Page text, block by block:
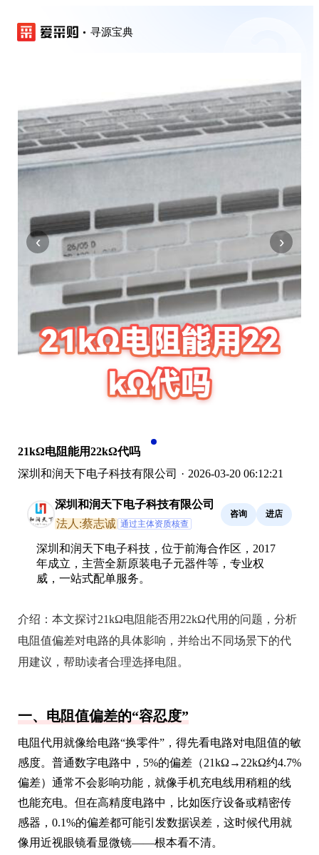
寻源宝典
‹ ›
21kΩ电阻能用22kΩ代吗
深圳和润天下电子科技有限公司 · 2026-03-20 06:12:21
深圳和润天下电子科技有限公司
法人:蔡志诚 通过主体资质核查
咨询 进店
深圳和润天下电子科技，位于前海合作区，2017
年成立，主营全新原装电子元器件等，专业权
威，一站式配单服务。
介绍： 本文探讨21kΩ电阻能否用22kΩ代用的问题，分析
电阻值偏差对电路的具体影响，并给出不同场景下的代
用建议，帮助读者合理选择电阻。
一、电阻值偏差的“容忍度”
电阻代用就像给电路“换零件”，得先看电路对电阻值的敏
感度。普通数字电路中，5%的偏差（21kΩ→22kΩ约4.7%
偏差）通常不会影响功能，就像手机充电线用稍粗的线
也能充电。但在高精度电路中，比如医疗设备或精密传
感器，0.1%的偏差都可能引发数据误差，这时候代用就
像用近视眼镜看显微镜——根本看不清。